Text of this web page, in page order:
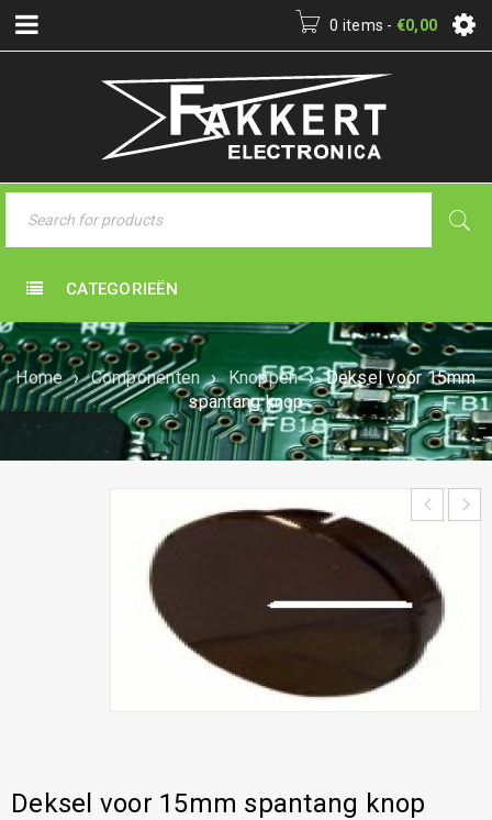
0 items - €0,00
CATEGORIEËN
Home › Componenten › Knoppen › Deksel voor 15mm
spantang knop
Deksel voor 15mm spantang knop